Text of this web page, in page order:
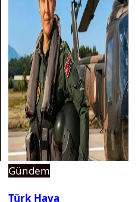
Gündem
Türk Hava